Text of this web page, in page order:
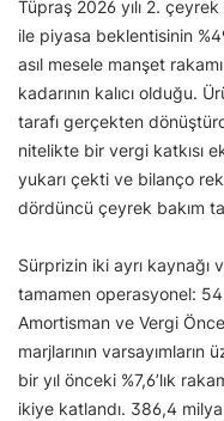
Tüpraş 2026 yılı 2.
ile piyasa beklentisinin
asıl mesele manşet
kadarının kalıcı olduğu.
tarafı gerçekten
nitelikte bir vergi katkısı
yukarı çekti ve bilanço
dördüncü çeyrek bakım
Sürprizin iki ayrı kaynağı
tamamen operasyonel:
Amortisman ve Vergi
marjlarının
bir yıl önceki %7,6’lık
ikiye katlandı. 386,4